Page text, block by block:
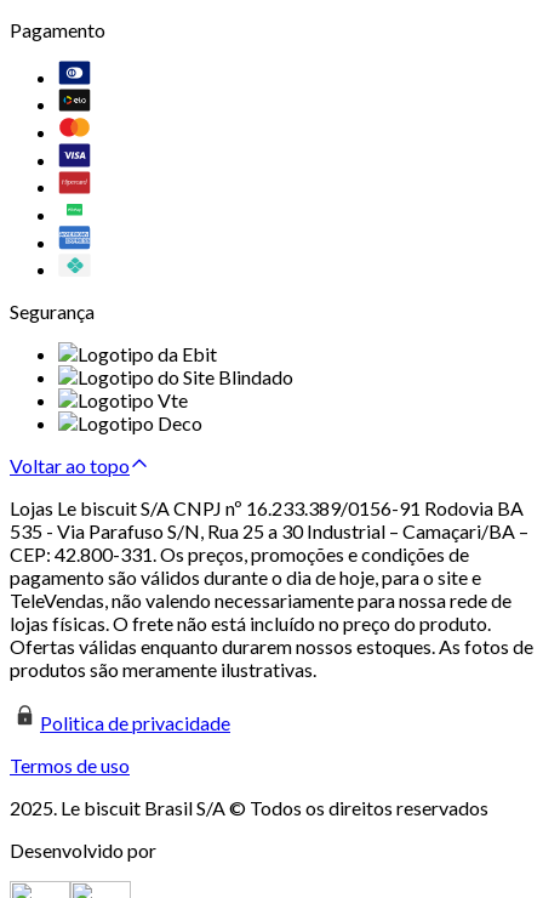
Pagamento
Segurança
Voltar ao topo
Lojas Le biscuit S/A CNPJ nº 16.233.389/0156-91 Rodovia BA
535 - Via Parafuso S/N, Rua 25 a 30 Industrial – Camaçari/BA –
CEP: 42.800-331. Os preços, promoções e condições de
pagamento são válidos durante o dia de hoje, para o site e
TeleVendas, não valendo necessariamente para nossa rede de
lojas físicas. O frete não está incluído no preço do produto.
Ofertas válidas enquanto durarem nossos estoques. As fotos de
produtos são meramente ilustrativas.
Politica de privacidade
Termos de uso
2025. Le biscuit Brasil S/A © Todos os direitos reservados
Desenvolvido por